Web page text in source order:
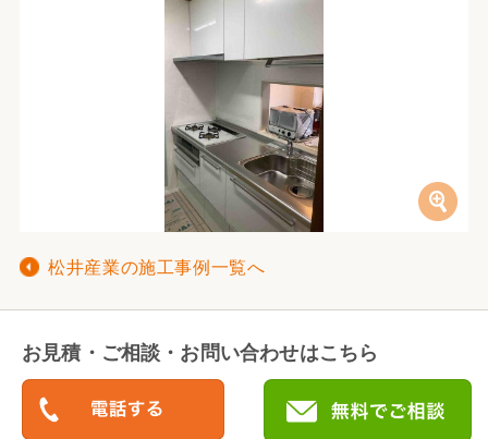
松井産業の施工事例一覧へ
お見積・ご相談・お問い合わせはこちら